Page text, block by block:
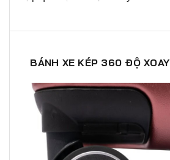
BÁNH XE KÉP 360 ĐỘ XOAY